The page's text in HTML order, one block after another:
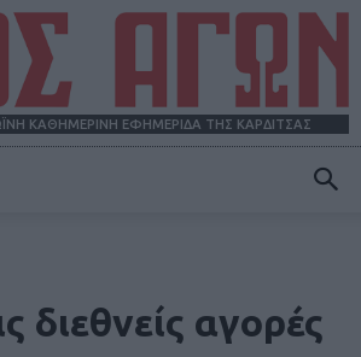
ΚΑΘΗΜΕΡΙΝΗ ΕΦΗΜΕΡΙΔΑ ΤΗΣ ΚΑΡΔΙΤΣΑΣ
διεθνείς αγορές